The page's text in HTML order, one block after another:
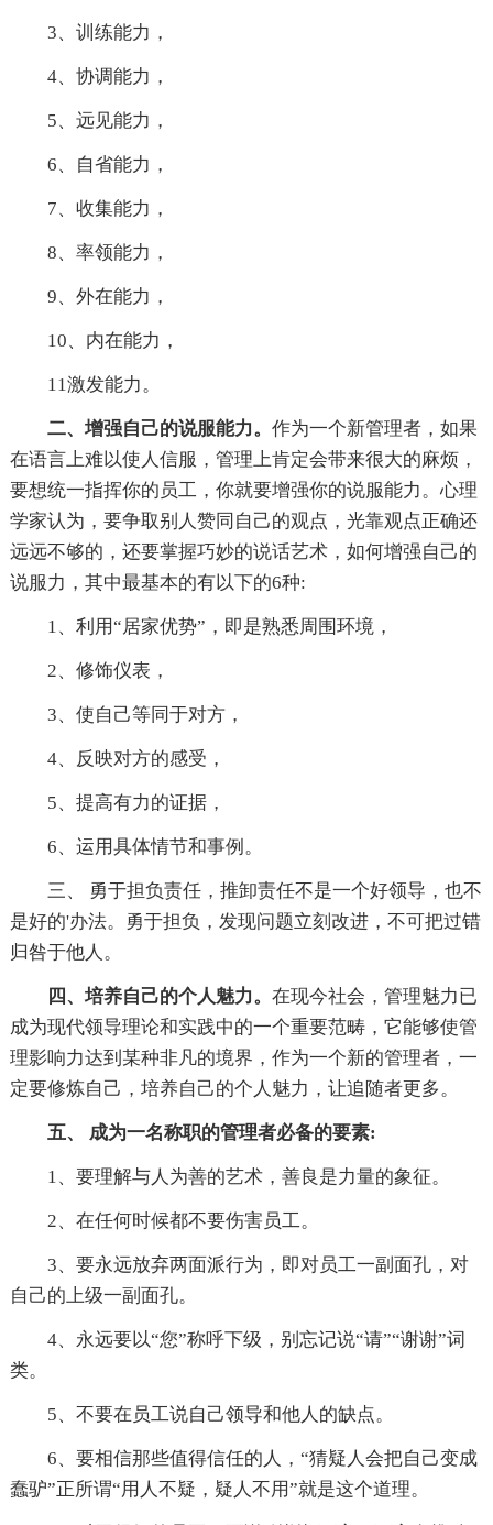
3、训练能力，
4、协调能力，
5、远见能力，
6、自省能力，
7、收集能力，
8、率领能力，
9、外在能力，
10、内在能力，
11激发能力。
二、增强自己的说服能力。 作为一个新管理者，如果
在语言上难以使人信服，管理上肯定会带来很大的麻烦，
要想统一指挥你的员工，你就要增强你的说服能力。心理
学家认为，要争取别人赞同自己的观点，光靠观点正确还
远远不够的，还要掌握巧妙的说话艺术，如何增强自己的
说服力，其中最基本的有以下的6种:
1、利用“居家优势”，即是熟悉周围环境，
2、修饰仪表，
3、使自己等同于对方，
4、反映对方的感受，
5、提高有力的证据，
6、运用具体情节和事例。
三、 勇于担负责任，推卸责任不是一个好领导，也不
是好的'办法。勇于担负，发现问题立刻改进，不可把过错
归咎于他人。
四、培养自己的个人魅力。 在现今社会，管理魅力已
成为现代领导理论和实践中的一个重要范畴，它能够使管
理影响力达到某种非凡的境界，作为一个新的管理者，一
定要修炼自己，培养自己的个人魅力，让追随者更多。
五、 成为一名称职的管理者必备的要素:
1、要理解与人为善的艺术，善良是力量的象征。
2、在任何时候都不要伤害员工。
3、要永远放弃两面派行为，即对员工一副面孔，对
自己的上级一副面孔。
4、永远要以“您”称呼下级，别忘记说“请”“谢谢”词
类。
5、不要在员工说自己领导和他人的缺点。
6、要相信那些值得信任的人，“猜疑人会把自己变成
蠢驴”正所谓“用人不疑，疑人不用”就是这个道理。